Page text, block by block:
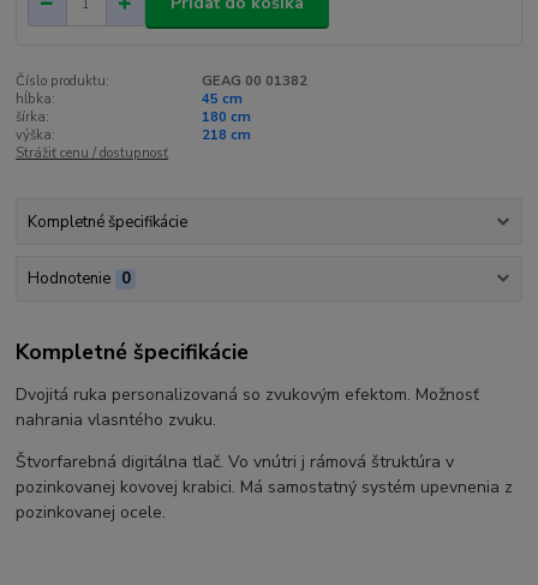
Číslo produktu:
GEAG 00 01382
hĺbka:
45 cm
šírka:
180 cm
výška:
218 cm
Strážiť cenu / dostupnosť
Kompletné špecifikácie
Hodnotenie 0
Kompletné špecifikácie
Dvojitá ruka personalizovaná so zvukovým efektom. Možnosť
nahrania vlasntého zvuku.
Štvorfarebná digitálna tlač. Vo vnútri j rámová štruktúra v
pozinkovanej kovovej krabici. Má samostatný systém upevnenia z
pozinkovanej ocele.